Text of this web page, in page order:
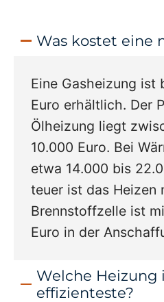
Was kostet eine
Eine Gasheizung ist
Euro erhältlich. Der
Ölheizung liegt
10.000 Euro. Bei
etwa 14.000 bis
teuer ist das Heizen
Brennstoffzelle ist
Euro in der
Welche Heizung
effizienteste?